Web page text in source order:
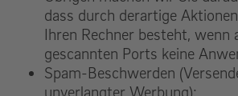
dass durch derartige
Ihren Rechner besteht, wenn
gescannten Ports keine
Spam-Beschwerden
unverlangter Werbung):